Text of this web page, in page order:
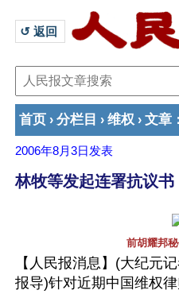
↺ 返回
首页 › 分栏目 › 维权 › 文章 ：
2006年8月3日 发表
林牧等发起连署抗议书
前胡耀邦
【人民报消息】(大纪元
报导)针对近期中国维权